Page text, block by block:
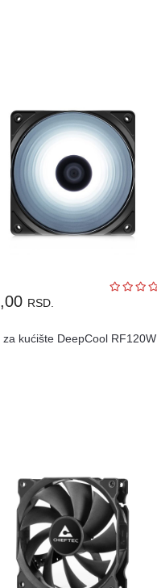
RSD.
za kućište DeepCool RF120W